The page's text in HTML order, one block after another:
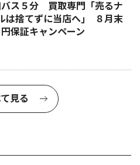
バス５分 買取専門「売るナ
は捨てずに当店へ｣ ８月末
保証キャンペーン
見る